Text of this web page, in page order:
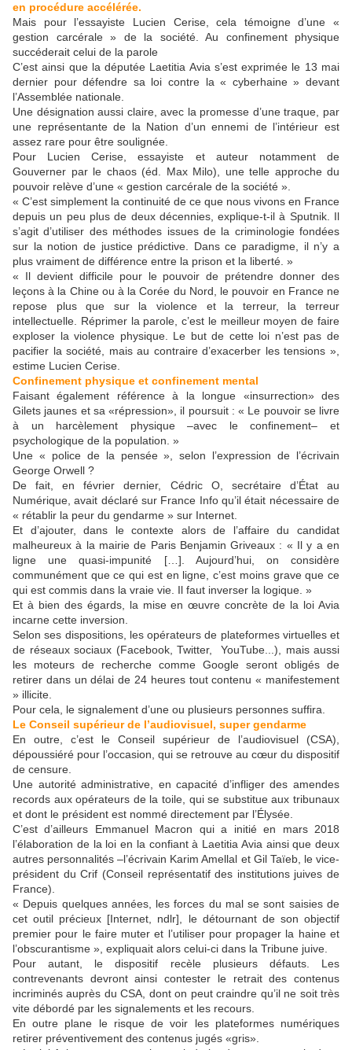
en procédure accélérée.
Mais pour l’essayiste Lucien Cerise, cela témoigne d’une «
gestion carcérale » de la société. Au confinement physique
succéderait celui de la parole
C’est ainsi que la députée Laetitia Avia s’est exprimée le 13 mai
dernier pour défendre sa loi contre la « cyberhaine » devant
l’Assemblée nationale.
Une désignation aussi claire, avec la promesse d’une traque, par
une représentante de la Nation d’un ennemi de l’intérieur est
assez rare pour être soulignée.
Pour Lucien Cerise, essayiste et auteur notamment de
Gouverner par le chaos (éd. Max Milo), une telle approche du
pouvoir relève d’une « gestion carcérale de la société ».
« C’est simplement la continuité de ce que nous vivons en France
depuis un peu plus de deux décennies, explique-t-il à Sputnik. Il
s’agit d’utiliser des méthodes issues de la criminologie fondées
sur la notion de justice prédictive. Dans ce paradigme, il n’y a
plus vraiment de différence entre la prison et la liberté. »
« Il devient difficile pour le pouvoir de prétendre donner des
leçons à la Chine ou à la Corée du Nord, le pouvoir en France ne
repose plus que sur la violence et la terreur, la terreur
intellectuelle. Réprimer la parole, c’est le meilleur moyen de faire
exploser la violence physique. Le but de cette loi n’est pas de
pacifier la société, mais au contraire d’exacerber les tensions »,
estime Lucien Cerise.
Confinement physique et confinement mental
Faisant également référence à la longue «insurrection» des
Gilets jaunes et sa «répression», il poursuit : « Le pouvoir se livre
à un harcèlement physique –avec le confinement– et
psychologique de la population. »
Une « police de la pensée », selon l’expression de l’écrivain
George Orwell ?
De fait, en février dernier, Cédric O, secrétaire d’État au
Numérique, avait déclaré sur France Info qu’il était nécessaire de
« rétablir la peur du gendarme » sur Internet.
Et d’ajouter, dans le contexte alors de l’affaire du candidat
malheureux à la mairie de Paris Benjamin Griveaux : « Il y a en
ligne une quasi-impunité […]. Aujourd’hui, on considère
communément que ce qui est en ligne, c’est moins grave que ce
qui est commis dans la vraie vie. Il faut inverser la logique. »
Et à bien des égards, la mise en œuvre concrète de la loi Avia
incarne cette inversion.
Selon ses dispositions, les opérateurs de plateformes virtuelles et
de réseaux sociaux (Facebook, Twitter, YouTube...), mais aussi
les moteurs de recherche comme Google seront obligés de
retirer dans un délai de 24 heures tout contenu « manifestement
» illicite.
Pour cela, le signalement d’une ou plusieurs personnes suffira.
Le Conseil supérieur de l’audiovisuel, super gendarme
En outre, c’est le Conseil supérieur de l’audiovisuel (CSA),
dépoussiéré pour l’occasion, qui se retrouve au cœur du dispositif
de censure.
Une autorité administrative, en capacité d’infliger des amendes
records aux opérateurs de la toile, qui se substitue aux tribunaux
et dont le président est nommé directement par l’Élysée.
C’est d’ailleurs Emmanuel Macron qui a initié en mars 2018
l’élaboration de la loi en la confiant à Laetitia Avia ainsi que deux
autres personnalités –l’écrivain Karim Amellal et Gil Taïeb, le vice-
président du Crif (Conseil représentatif des institutions juives de
France).
« Depuis quelques années, les forces du mal se sont saisies de
cet outil précieux [Internet, ndlr], le détournant de son objectif
premier pour le faire muter et l’utiliser pour propager la haine et
l’obscurantisme », expliquait alors celui-ci dans la Tribune juive.
Pour autant, le dispositif recèle plusieurs défauts. Les
contrevenants devront ainsi contester le retrait des contenus
incriminés auprès du CSA, dont on peut craindre qu’il ne soit très
vite débordé par les signalements et les recours.
En outre plane le risque de voir les plateformes numériques
retirer préventivement des contenus jugés «gris».